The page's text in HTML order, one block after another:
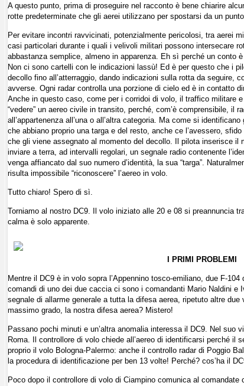
A questo punto, prima di proseguire nel racconto è bene chiarire
rotte predeterminate che gli aerei utilizzano per spostarsi da un punto
Per evitare incontri ravvicinati, potenzialmente pericolosi, tra aerei
casi particolari durante i quali i velivoli militari possono intersecare
abbastanza semplice, almeno in apparenza. Eh sì perché un conto
Non ci sono cartelli con le indicazioni lassù! Ed è per questo che i
decollo fino all’atterraggio, dando indicazioni sulla rotta da seguire,
avverse. Ogni radar controlla una porzione di cielo ed è in contatto
Anche in questo caso, come per i corridoi di volo, il traffico militare
“vedere” un aereo civile in transito, perché, com’è comprensibile, il
all’appartenenza all’una o all’altra categoria. Ma come si
che abbiano proprio una targa e del resto, anche ce l’avessero,
che gli viene assegnato al momento del decollo. Il pilota inserisce
inviare a terra, ad intervalli regolari, un segnale radio contenente
venga affiancato dal suo numero d’identità, la sua “targa”.
risulta impossibile “riconoscere” l’aereo in volo.
Tutto chiaro! Spero di sì.
Torniamo al nostro DC9. Il volo iniziato alle 20 e 08 si preannuncia
calma è solo apparente.
I PRIMI PROBLEMI
Mentre il DC9 è in volo sopra l’Appennino tosco-emiliano, due F-
comandi di uno dei due caccia ci sono i comandanti Mario Naldini
segnale di allarme generale a tutta la difesa aerea, ripetuto altre
massimo grado, la nostra difesa aerea? Mistero!
Passano pochi minuti e un’altra anomalia interessa il DC9. Nel suo
Roma. Il controllore di volo chiede all’aereo di identificarsi perché
proprio il volo Bologna-Palermo: anche il controllo radar di Poggio
la procedura di identificazione per ben 13 volte! Perché? cos’ha il
Poco dopo il controllore di volo di Ciampino comunica al comandate